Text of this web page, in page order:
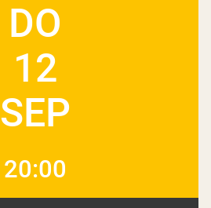
DO
12
SEP
20:00